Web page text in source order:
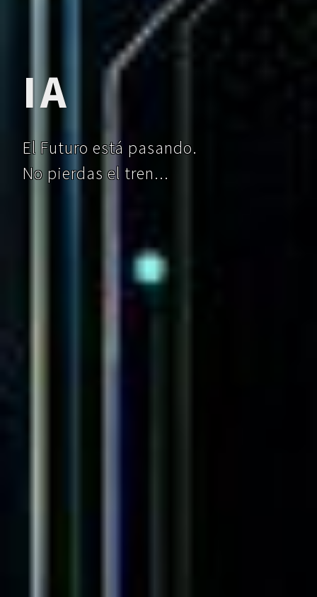
IA
El Futuro está pasando.
No pierdas el tren...